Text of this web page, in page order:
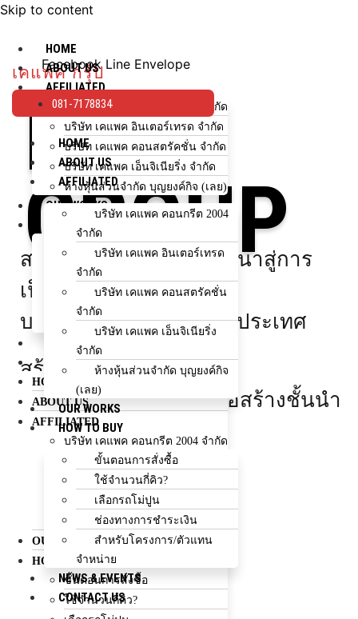
Skip to content
HOME
ABOUT US
AFFILIATED
บริษัท เคแพค คอนกรีต 2004 จำกัด
บริษัท เคแพค อินเตอร์เทรด จำกัด
บริษัท เคแพค คอนสตรัคชั่น จำกัด
บริษัท เคแพค เอ็นจิเนียริ่ง จำกัด
ห้างหุ้นส่วนจำกัด บุญยงค์กิจ (เลย)
OUR WORKS
HOW TO BUY
ขั้นตอนการสั่งซื้อ
ใช้จำนวนกี่คิว?
เลือกรถโม่ปูน
ช่องทางการชำระเงิน
สำหรับโครงการ/ตัวแทนจำหน่าย
NEWS & EVENTS
CONTACT US
HOME
ABOUT US
AFFILIATED
บริษัท เคแพค คอนกรีต 2004 จำกัด
บริษัท เคแพค อินเตอร์เทรด จำกัด
บริษัท เคแพค คอนสตรัคชั่น จำกัด
บริษัท เคแพค เอ็นจิเนียริ่ง จำกัด
ห้างหุ้นส่วนจำกัด บุญยงค์กิจ (เลย)
OUR WORKS
HOW TO BUY
ขั้นตอนการสั่งซื้อ
ใช้จำนวนกี่คิว?
Facebook Line Envelope
081-7178834
HOME
ABOUT US
AFFILIATED
บริษัท เคแพค คอนกรีต 2004
จำกัด
บริษัท เคแพค อินเตอร์เทรด
จำกัด
บริษัท เคแพค คอนสตรัคชั่น
จำกัด
บริษัท เคแพค เอ็นจิเนียริ่ง
จำกัด
ห้างหุ้นส่วนจำกัด บุญยงค์กิจ
(เลย)
OUR WORKS
HOW TO BUY
ขั้นตอนการสั่งซื้อ
ใช้จำนวนกี่คิว?
เลือกรถโม่ปูน
ช่องทางการชำระเงิน
สำหรับโครงการ/ตัวแทน
จำหน่าย
NEWS & EVENTS
CONTACT US
เคแพค กรุ๊ป
KPAC
GROUP
สร้างผลงานคุณภาพ พัฒนาสู่การ
เป็น
บริษัทก่อสร้างชั้นนำของประเทศ
สร้างผลงานคุณภาพ
พัฒนาสู่การเป็นบริษัทก่อสร้างชั้นนำ
ของประเทศ
EXPLOR MORE
เคแพค กรุ๊ป
KPAC